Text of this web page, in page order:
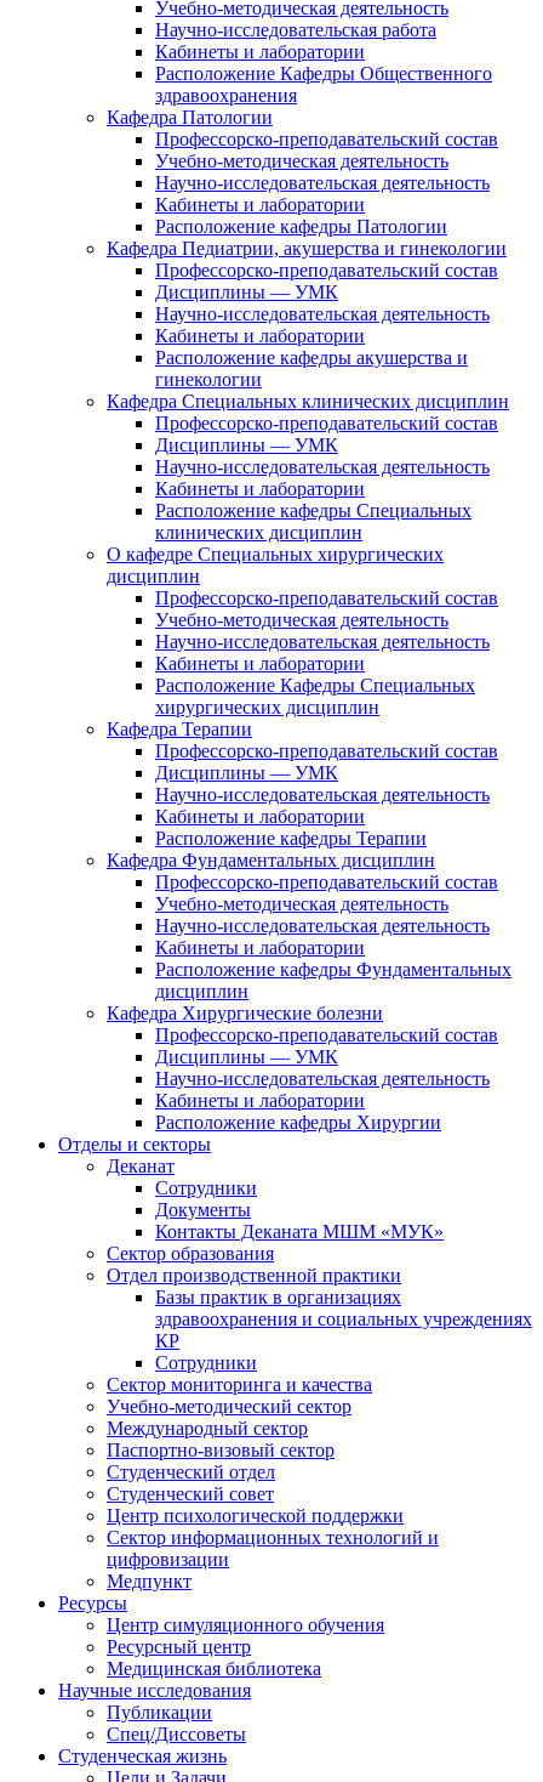
Учебно-методическая деятельность
Научно-исследовательская работа
Кабинеты и лаборатории
Расположение Кафедры Общественного
здравоохранения
Кафедра Патологии
Профессорско-преподавательский состав
Учебно-методическая деятельность
Научно-исследовательская деятельность
Кабинеты и лаборатории
Расположение кафедры Патологии
Кафедра Педиатрии, акушерства и гинекологии
Профессорско-преподавательский состав
Дисциплины — УМК
Научно-исследовательская деятельность
Кабинеты и лаборатории
Расположение кафедры акушерства и
гинекологии
Кафедра Специальных клинических дисциплин
Профессорско-преподавательский состав
Дисциплины — УМК
Научно-исследовательская деятельность
Кабинеты и лаборатории
Расположение кафедры Специальных
клинических дисциплин
О кафедре Специальных хирургических
дисциплин
Профессорско-преподавательский состав
Учебно-методическая деятельность
Научно-исследовательская деятельность
Кабинеты и лаборатории
Расположение Кафедры Специальных
хирургических дисциплин
Кафедра Терапии
Профессорско-преподавательский состав
Дисциплины — УМК
Научно-исследовательская деятельность
Кабинеты и лаборатории
Расположение кафедры Терапии
Кафедра Фундаментальных дисциплин
Профессорско-преподавательский состав
Учебно-методическая деятельность
Научно-исследовательская деятельность
Кабинеты и лаборатории
Расположение кафедры Фундаментальных
дисциплин
Кафедра Хирургические болезни
Профессорско-преподавательский состав
Дисциплины — УМК
Научно-исследовательская деятельность
Кабинеты и лаборатории
Расположение кафедры Хирургии
Отделы и секторы
Деканат
Сотрудники
Документы
Контакты Деканата МШМ «МУК»
Сектор образования
Отдел производственной практики
Базы практик в организациях
здравоохранения и социальных учреждениях
КР
Сотрудники
Сектор мониторинга и качества
Учебно-методический сектор
Международный сектор
Паспортно-визовый сектор
Студенческий отдел
Студенческий совет
Центр психологической поддержки
Сектор информационных технологий и
цифровизации
Медпункт
Ресурсы
Центр симуляционного обучения
Ресурсный центр
Медицинская библиотека
Научные исследования
Публикации
Спец/Диссоветы
Студенческая жизнь
Цели и Задачи